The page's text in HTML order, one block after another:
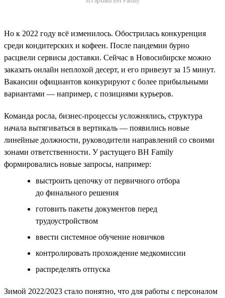
Но к 2022 году всё изменилось. Обострилась конкуренция
среди кондитерских и кофеен. После пандемии бурно
расцвели сервисы доставки. Сейчас в Новосибирске можно
заказать онлайн неплохой десерт, и его привезут за 15 минут.
Вакансии официантов конкурируют с более прибыльными
вариантами — например, с позициями курьеров.
Команда росла, бизнес-процессы усложнялись, структура
начала вытягиваться в вертикаль — появились новые
линейные должности, руководители направлений со своими
зонами ответственности. У растущего BH Family
формировались новые запросы, например:
выстроить цепочку от первичного отбора
до финального решения
готовить пакеты документов перед
трудоустройством
ввести системное обучение новичков
контролировать прохождение медкомиссии
распределять отпуска
Зимой 2022/2023 стало понятно, что для работы с персоналом